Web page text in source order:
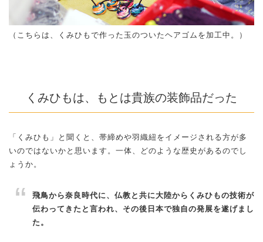
（こちらは、くみひもで作った玉のついたヘアゴムを加工中。）
くみひもは、もとは貴族の装飾品だった
「くみひも」と聞くと、帯締めや羽織紐をイメージされる方が多
いのではないかと思います。一体、どのような歴史があるのでし
ょうか。
飛鳥から奈良時代に、仏教と共に大陸からくみひもの技術が
伝わってきたと言われ、その後日本で独自の発展を遂げまし
た。